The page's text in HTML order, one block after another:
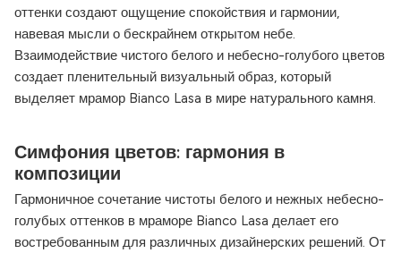
оттенки создают ощущение спокойствия и гармонии,
навевая мысли о бескрайнем открытом небе.
Взаимодействие чистого белого и небесно-голубого цветов
создает пленительный визуальный образ, который
выделяет мрамор Bianco Lasa в мире натурального камня.
Симфония цветов: гармония в
композиции
Гармоничное сочетание чистоты белого и нежных небесно-
голубых оттенков в мраморе Bianco Lasa делает его
востребованным для различных дизайнерских решений. От